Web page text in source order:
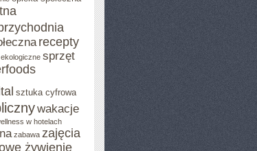
recepty
sprzęt
sztuka cyfrowa
wakacje
w hotelach
zabawa zajęcia
żywienie